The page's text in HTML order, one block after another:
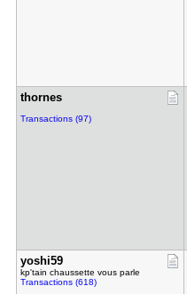
thornes
Transactions (97)
yoshi59
kp'tain chaussette vous parle
Transactions (618)